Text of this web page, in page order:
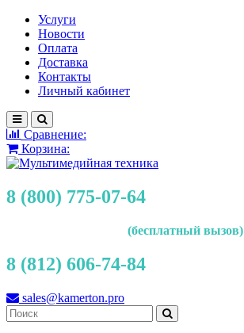
Услуги
Новости
Оплата
Доставка
Контакты
Личный кабинет
Сравнение:
Корзина:
8 (800) 775-07-64
(бесплатный вызов)
8 (812) 606-74-84
sales@kamerton.pro